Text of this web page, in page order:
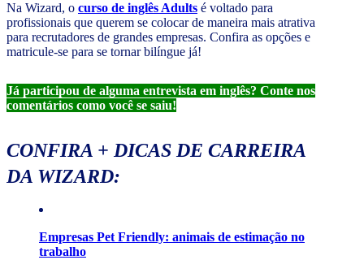
Na Wizard, o curso de inglês Adults é voltado para
profissionais que querem se colocar de maneira mais atrativa
para recrutadores de grandes empresas. Confira as opções e
matricule-se para se tornar bilíngue já!
Já participou de alguma entrevista em inglês? Conte nos
comentários como você se saiu!
CONFIRA + DICAS DE CARREIRA
DA WIZARD:
Empresas Pet Friendly: animais de estimação no
trabalho